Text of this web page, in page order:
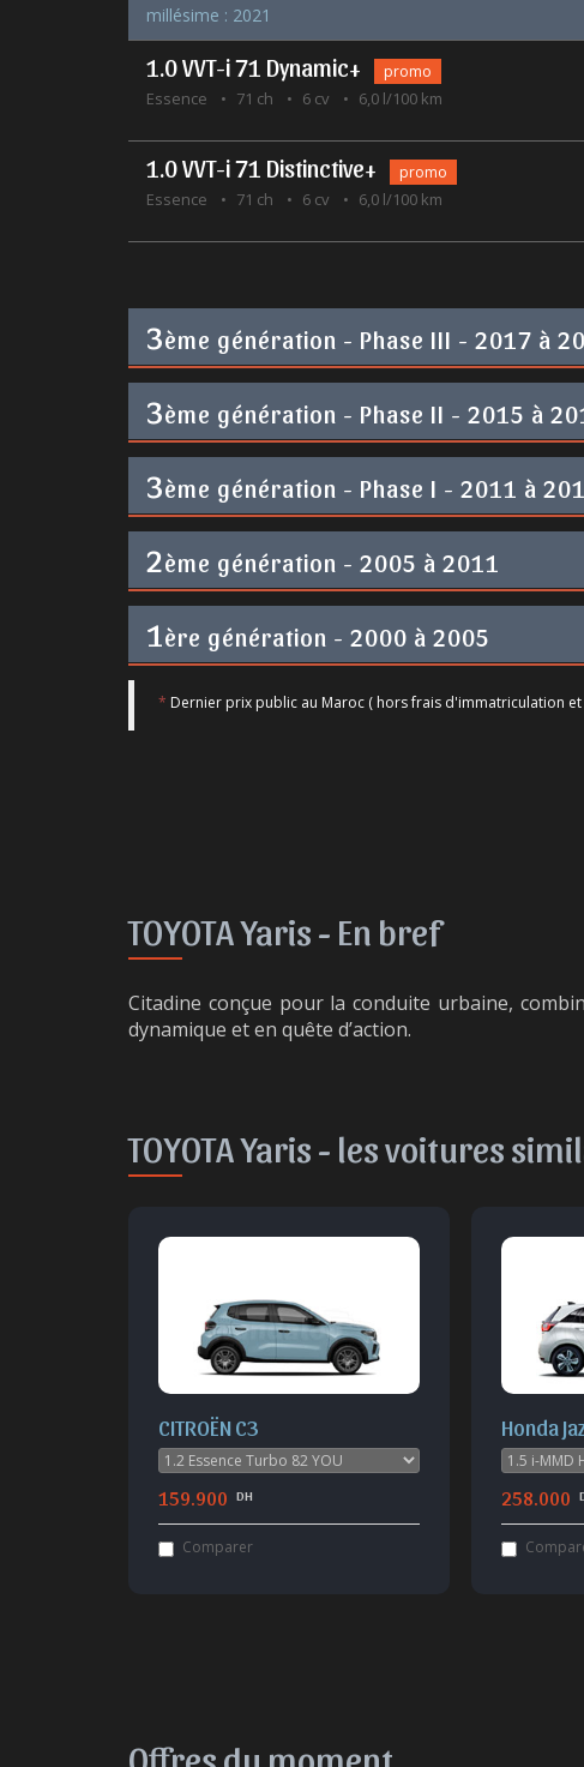
millésime : 2021
1.0 VVT-i 71 Dynamic+ promo
Essence 71 ch 6 cv 6,0 l/100 km
1.0 VVT-i 71 Distinctive+ promo
Essence 71 ch 6 cv 6,0 l/100 km
3ème génération - Phase III - 2017 à
3ème génération - Phase II - 2015 à
3ème génération - Phase I - 2011 à
2ème génération - 2005 à 2011
1 ère génération - 2000 à 2005
* Dernier prix public au Maroc ( hors frais d'immatriculation
TOYOTA Yaris - En bref
Citadine conçue pour la conduite urbaine,
dynamique et en quête d’action.
TOYOTA Yaris - les voitures
CITROËN C3
159.900 DH
Comparer
Honda
258.000
Offres du moment